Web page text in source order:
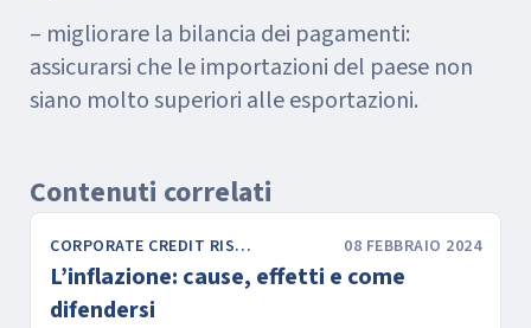
– migliorare la bilancia dei pagamenti:
assicurarsi che le importazioni del paese non
siano molto superiori alle esportazioni.
Contenuti correlati
CORPORATE CREDIT RISK & FINANCE 08 FEBBRAIO 2024
L’inflazione: cause, effetti e come
difendersi